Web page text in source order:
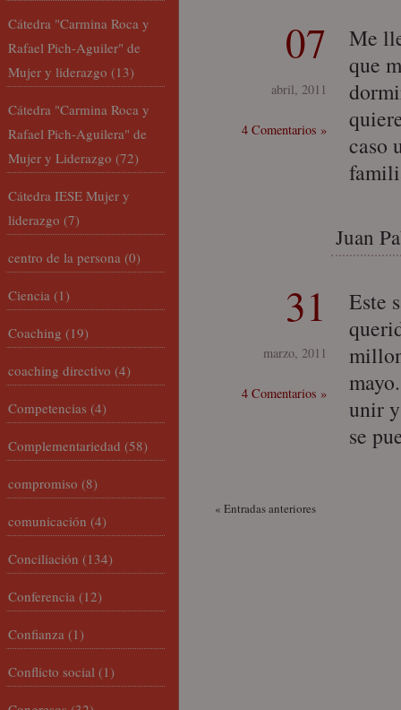
07
abril, 2011
4 Comentarios »
Me
que
caso
Juan
31
marzo, 2011
4 Comentarios »
Este
unir
se
« Entradas anteriores
Cátedra "Carmina Roca y
Rafael Pich-Aguiler" de
Mujer y liderazgo (13)
Cátedra "Carmina Roca y
Rafael Pich-Aguilera" de
Mujer y Liderazgo (72)
Cátedra IESE Mujer y
liderazgo (7)
centro de la persona (0)
Ciencia (1)
Coaching (19)
coaching directivo (4)
Competencias (4)
Complementariedad (58)
compromiso (8)
comunicación (4)
Conciliación (134)
Conferencia (12)
Confianza (1)
Conflicto social (1)